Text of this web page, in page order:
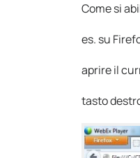
Come si
es. su
aprire il
tasto